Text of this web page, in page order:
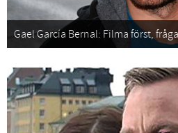
Gael García Bernal: Filma först,